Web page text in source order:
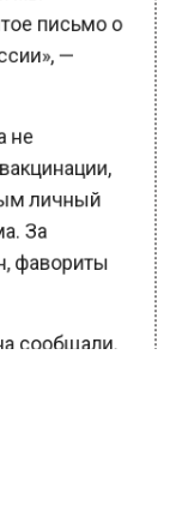
письмо о
—
не
личный
За
фавориты